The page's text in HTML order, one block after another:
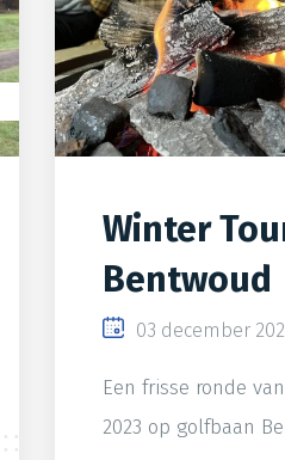
Winter
Bentwoud
03 december
Een frisse ronde
2023 op golfbaan